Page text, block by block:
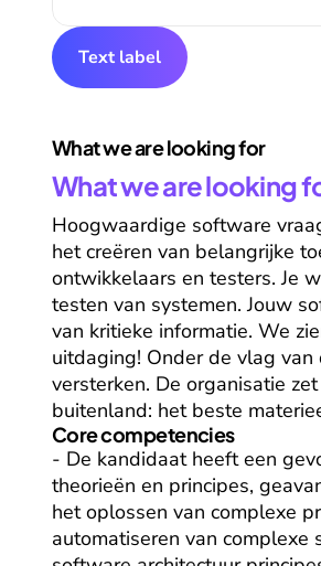
Text label
What we are looking for
What we are looking
Hoogwaardige software
het creëren van belangrijke
ontwikkelaars en testers. Je
testen van systemen. Jouw
van kritieke informatie. We
uitdaging! Onder de vlag
versterken. De organisatie
buitenland: het beste
Core competencies
- De kandidaat heeft een
theorieën en principes,
het oplossen van complexe
automatiseren van